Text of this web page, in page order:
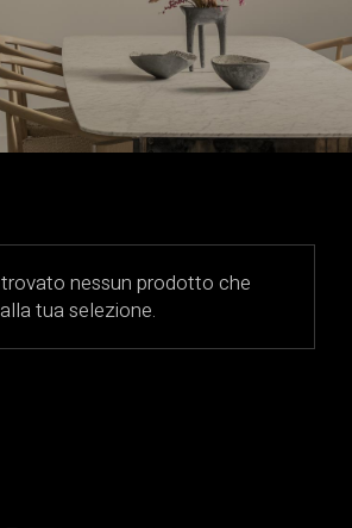
nessun prodotto che
tua selezione.